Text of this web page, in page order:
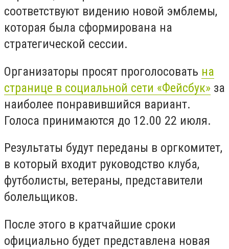
соответствуют видению новой эмблемы,
которая была сформирована на
стратегической сессии.
Организаторы просят проголосовать на
странице в социальной сети «Фейсбук» за
наиболее понравившийся вариант.
Голоса принимаются до 12.00 22 июля.
Результаты будут переданы в оргкомитет,
в который входит руководство клуба,
футболисты, ветераны, представители
болельщиков.
После этого в кратчайшие сроки
официально будет представлена новая